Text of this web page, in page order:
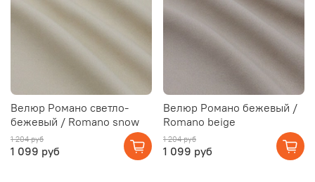
Велюр Романо светло-
бежевый / Romano snow
1 204 руб
1 099 руб
Велюр Романо бежевый /
Romano beige
1 204 руб
1 099 руб